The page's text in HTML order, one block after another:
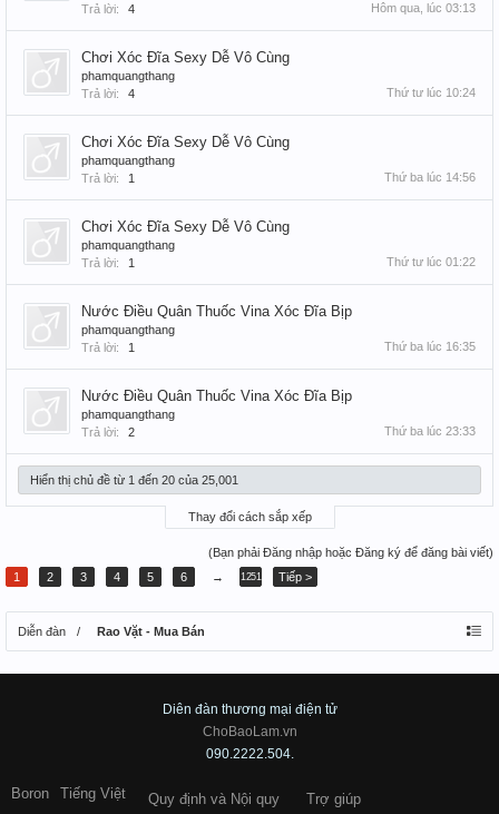
Trả lời:
4 Hôm qua, lúc 03:13
Chơi Xóc Đĩa Sexy Dễ Vô Cùng
phamquangthang
Trả lời:
4 Thứ tư lúc 10:24
Chơi Xóc Đĩa Sexy Dễ Vô Cùng
phamquangthang
Trả lời:
1 Thứ ba lúc 14:56
Chơi Xóc Đĩa Sexy Dễ Vô Cùng
phamquangthang
Trả lời:
1 Thứ tư lúc 01:22
Nước Điều Quân Thuốc Vina Xóc Đĩa Bịp
phamquangthang
Trả lời:
1 Thứ ba lúc 16:35
Nước Điều Quân Thuốc Vina Xóc Đĩa Bịp
phamquangthang
Trả lời:
2 Thứ ba lúc 23:33
Hiển thị chủ đề từ 1 đến 20 của 25,001
Thay đổi cách sắp xếp
(Bạn phải Đăng nhập hoặc Đăng ký để đăng bài viết)
1
2 3 4 5 6 → 1251 Tiếp >
Diễn đàn Rao Vặt - Mua Bán
Diên đàn thương mại điện tử
ChoBaoLam.vn
090.2222.504.
Boron Tiếng Việt Quy định và Nội quy Trợ giúp